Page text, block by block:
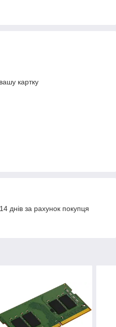
картку
днів за рахунок покупця